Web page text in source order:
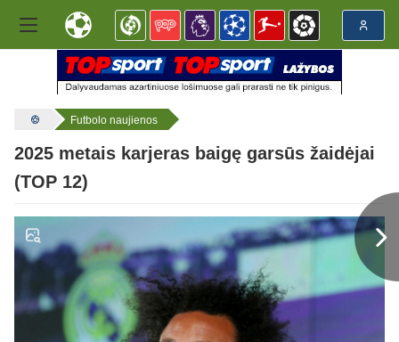
Futbolo naujienos
2025 metais karjeras baigę garsūs žaidėjai
(TOP 12)